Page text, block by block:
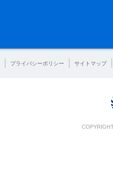
プライバシーポリシー サイトマップ